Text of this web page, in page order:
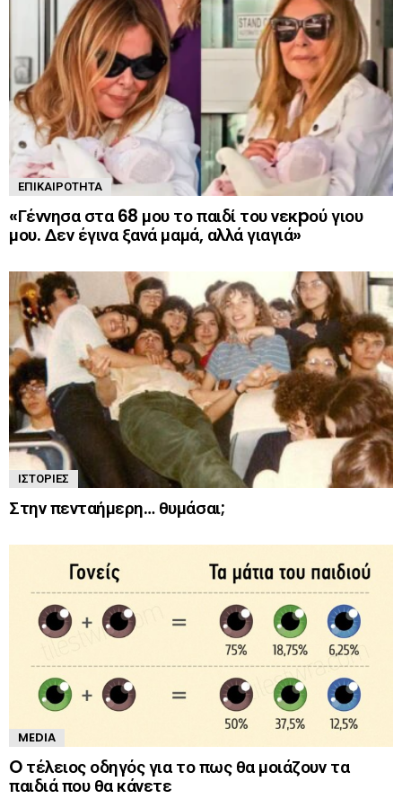
ΕΠΙΚΑΙΡΌΤΗΤΑ
«Γέννησα στα 68 μου το παιδί του νεκpού γιου
μου. Δεν έγινα ξανά μαμά, αλλά γιαγιά»
ΙΣΤΟΡΊΕΣ
Στην πενταήμερη… θυμάσαι;
MEDIA
O τέλειος οδηγός για το πως θα μοιάζουν τα
παιδιά που θα κάνετε